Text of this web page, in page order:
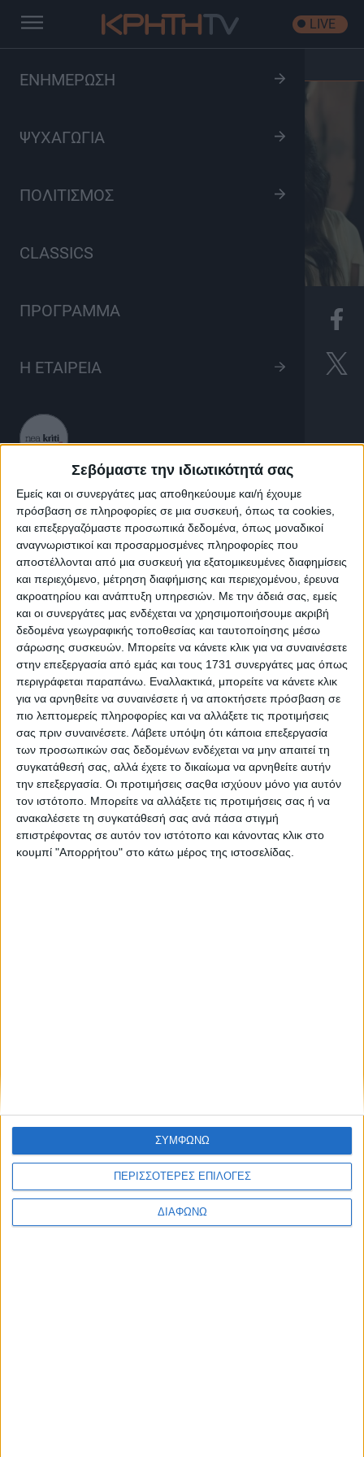
Σεβόμαστε την ιδιωτικότητά σας
Εμείς και οι συνεργάτες μας αποθηκεύουμε και/ή έχουμε
πρόσβαση σε πληροφορίες σε μια συσκευή, όπως τα cookies,
και επεξεργαζόμαστε προσωπικά δεδομένα, όπως μοναδικοί
αναγνωριστικοί και προσαρμοσμένες πληροφορίες που
αποστέλλονται από μια συσκευή για εξατομικευμένες διαφημίσεις
και περιεχόμενο, μέτρηση διαφήμισης και περιεχομένου, έρευνα
ακροατηρίου και ανάπτυξη υπηρεσιών. Με την άδειά σας, εμείς
και οι συνεργάτες μας ενδέχεται να χρησιμοποιήσουμε ακριβή
δεδομένα γεωγραφικής τοποθεσίας και ταυτοποίησης μέσω
σάρωσης συσκευών. Μπορείτε να κάνετε κλικ για να συναινέσετε
στην επεξεργασία από εμάς και τους 1731 συνεργάτες μας όπως
περιγράφεται παραπάνω. Εναλλακτικά, μπορείτε να κάνετε κλικ
για να αρνηθείτε να συναινέσετε ή να αποκτήσετε πρόσβαση σε
πιο λεπτομερείς πληροφορίες και να αλλάξετε τις προτιμήσεις
σας πριν συναινέσετε. Λάβετε υπόψη ότι κάποια επεξεργασία
των προσωπικών σας δεδομένων ενδέχεται να μην απαιτεί τη
συγκατάθεσή σας, αλλά έχετε το δικαίωμα να αρνηθείτε αυτήν
την επεξεργασία. Οι προτιμήσεις σαςθα ισχύουν μόνο για αυτόν
τον ιστότοπο. Μπορείτε να αλλάξετε τις προτιμήσεις σας ή να
ανακαλέσετε τη συγκατάθεσή σας ανά πάσα στιγμή
επιστρέφοντας σε αυτόν τον ιστότοπο και κάνοντας κλικ στο
κουμπί "Απορρήτου" στο κάτω μέρος της ιστοσελίδας.
ΠΕΡΙΣΣΟΤΕΡΕΣ ΕΠΙΛΟΓΕΣ
ΔΙΑΦΩΝΩ
ΣΥΜΦΩΝΩ
ΕΝΗΜΕΡΩΣΗ
ΨΥΧΑΓΩΓΙΑ
ΠΟΛΙΤΙΣΜΟΣ
CLASSICS
ΠΡΟΓΡΑΜΜΑ
Η ΕΤΑΙΡΕΙΑ
LIVE
8 Ψυχαγωγία
[Ε] Καλό Μεσημέρι
1h 50'
[Ε] Καλό Μεσημέρι
Trailers